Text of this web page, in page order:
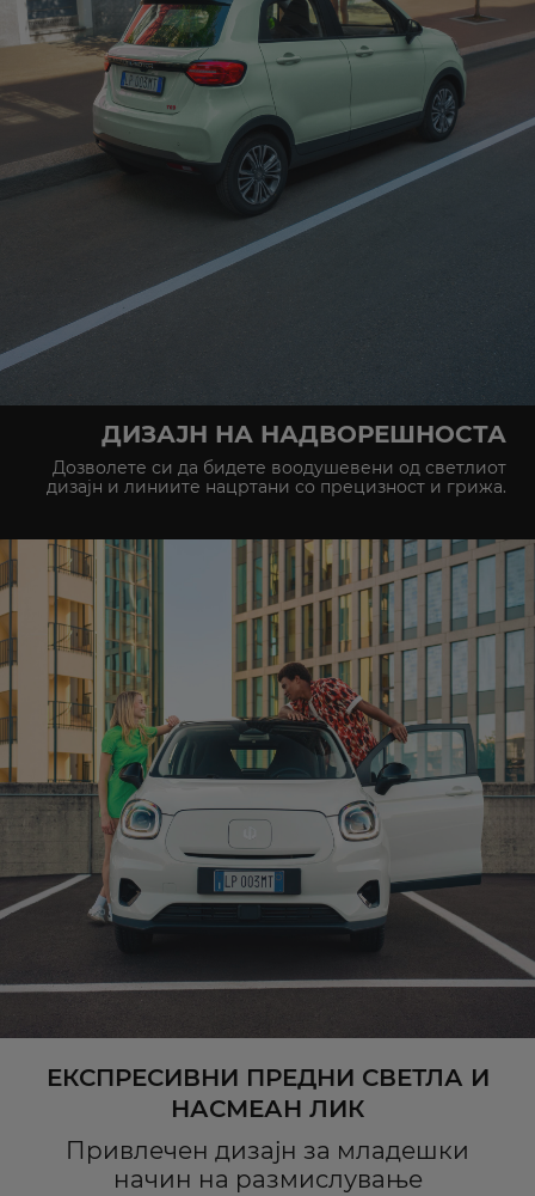
ДИЗАЈН НА НАДВОРЕШНОСТА
Дозволете си да бидете воодушевени од светлиот
дизајн и линиите нацртани со прецизност и грижа.
ЕКСПРЕСИВНИ ПРЕДНИ СВЕТЛА И
НАСМЕАН ЛИК
Привлечен дизајн за младешки
начин на размислување